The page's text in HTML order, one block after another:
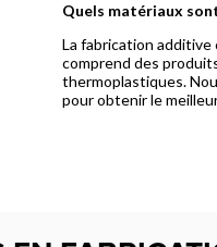
Quels matériaux
La fabrication additive
comprend des
thermoplastiques.
pour obtenir le